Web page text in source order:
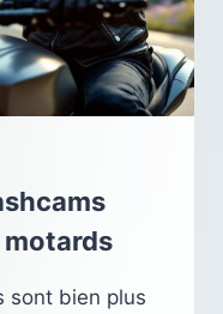
sont bien plus